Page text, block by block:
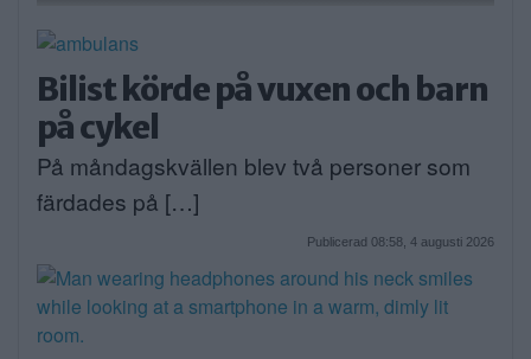
Bilist körde på vuxen och barn
på cykel
På måndagskvällen blev två personer som
färdades på […]
Publicerad 08:58, 4 augusti 2026